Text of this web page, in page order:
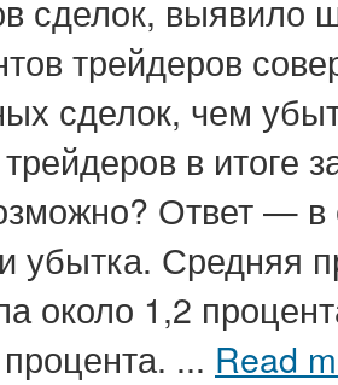
сделок, выявило
трейдеров
сделок, чем
в итоге
Ответ —
убытка. Средняя
около 1,2
... Read